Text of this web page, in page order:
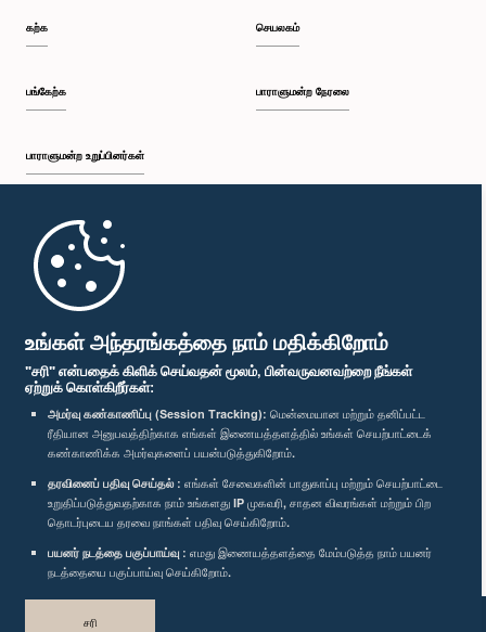
உங்கள் அந்தரங்கத்தை நாம் மதிக்கிறோம்
"சரி" என்பதைக் கிளிக் செய்வதன் மூலம், பின்வருவனவற்றை நீங்கள்
ஏற்றுக் கொள்கிறீர்கள்:
அமர்வு கண்காணிப்பு (Session Tracking): மென்மையான மற்றும் தனிப்பட்ட
ரீதியான அனுபவத்திற்காக எங்கள் இணையத்தளத்தில் உங்கள் செயற்பாட்டைக்
கண்காணிக்க அமர்வுகளைப் பயன்படுத்துகிறோம்.
தரவினைப் பதிவு செய்தல் : எங்கள் சேவைகளின் பாதுகாப்பு மற்றும் செயற்பாட்டை
உறுதிப்படுத்துவதற்காக நாம் உங்களது IP முகவரி, சாதன விவரங்கள் மற்றும் பிற
தொடர்புடைய தரவை நாங்கள் பதிவு செய்கிறோம்.
பயனர் நடத்தை பகுப்பாய்வு : எமது இணையத்தளத்தை மேம்படுத்த நாம் பயனர்
நடத்தையை பகுப்பாய்வு செய்கிறோம்.
சரி
கற்க
பங்கேற்க
பாராளுமன்ற உறுப்பினர்கள்
முதற்பக்கம்
செயலகம்
பாராளுமன்ற நேரலை
பாராளுமன்ற கையடக்க செயலி
எம்மை பின்தொடர்க :
விருதுகள்
தனியுரிமைக் கொள்கை